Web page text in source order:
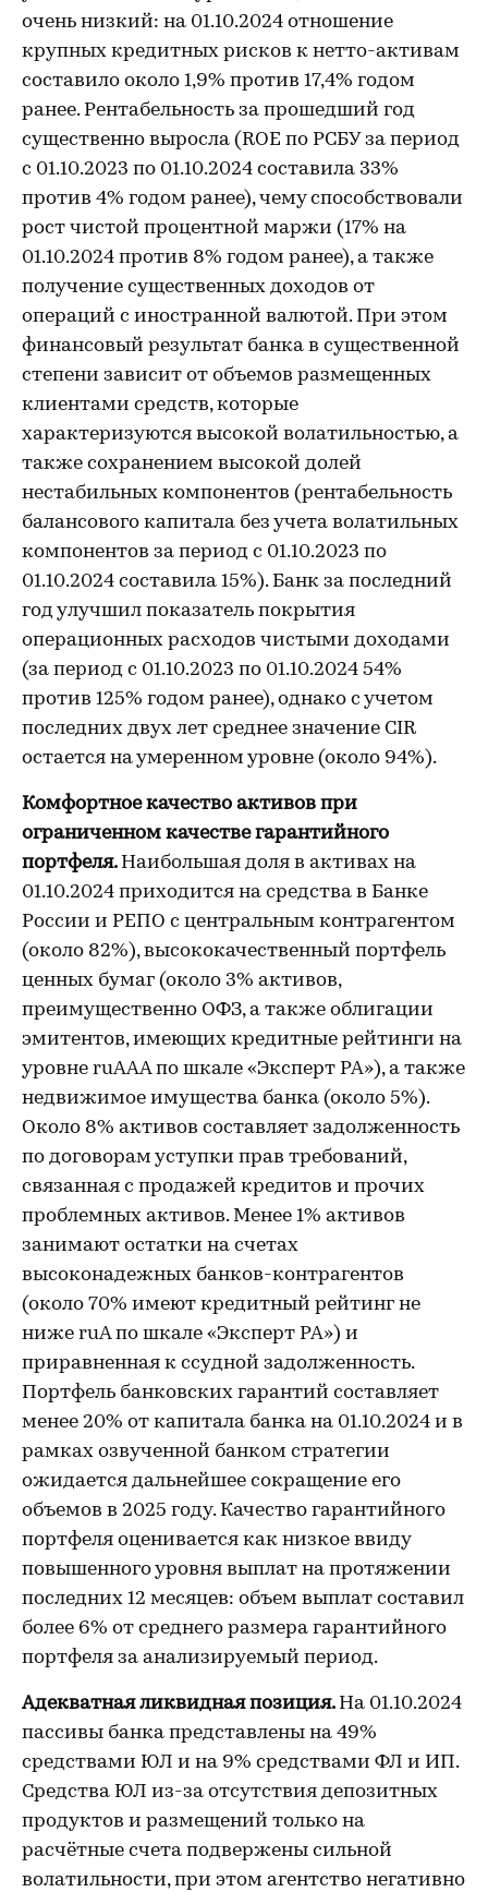
очень низкий: на 01.10.2024 отношение
крупных кредитных рисков к нетто-активам
составило около 1,9% против 17,4% годом
ранее. Рентабельность за прошедший год
существенно выросла (ROE по РСБУ за период
с 01.10.2023 по 01.10.2024 составила 33%
против 4% годом ранее), чему способствовали
рост чистой процентной маржи (17% на
01.10.2024 против 8% годом ранее), а также
получение существенных доходов от
операций с иностранной валютой. При этом
финансовый результат банка в существенной
степени зависит от объемов размещенных
клиентами средств, которые
характеризуются высокой волатильностью, а
также сохранением высокой долей
нестабильных компонентов (рентабельность
балансового капитала без учета волатильных
компонентов за период с 01.10.2023 по
01.10.2024 составила 15%). Банк за последний
год улучшил показатель покрытия
операционных расходов чистыми доходами
(за период с 01.10.2023 по 01.10.2024 54%
против 125% годом ранее), однако с учетом
последних двух лет среднее значение CIR
остается на умеренном уровне (около 94%).
Комфортное качество активов при
ограниченном качестве гарантийного
портфеля. Наибольшая доля в активах на
01.10.2024 приходится на средства в Банке
России и РЕПО с центральным контрагентом
(около 82%), высококачественный портфель
ценных бумаг (около 3% активов,
преимущественно ОФЗ, а также облигации
эмитентов, имеющих кредитные рейтинги на
уровне ruAАA по шкале «Эксперт РА»), а также
недвижимое имущества банка (около 5%).
Около 8% активов составляет задолженность
по договорам уступки прав требований,
связанная с продажей кредитов и прочих
проблемных активов. Менее 1% активов
занимают остатки на счетах
высоконадежных банков-контрагентов
(около 70% имеют кредитный рейтинг не
ниже ruA по шкале «Эксперт РА») и
приравненная к ссудной задолженность.
Портфель банковских гарантий составляет
менее 20% от капитала банка на 01.10.2024 и в
рамках озвученной банком стратегии
ожидается дальнейшее сокращение его
объемов в 2025 году. Качество гарантийного
портфеля оценивается как низкое ввиду
повышенного уровня выплат на протяжении
последних 12 месяцев: объем выплат составил
более 6% от среднего размера гарантийного
портфеля за анализируемый период.
Адекватная ликвидная позиция. На 01.10.2024
пассивы банка представлены на 49%
средствами ЮЛ и на 9% средствами ФЛ и ИП.
Средства ЮЛ из-за отсутствия депозитных
продуктов и размещений только на
расчётные счета подвержены сильной
волатильности, при этом агентство негативно